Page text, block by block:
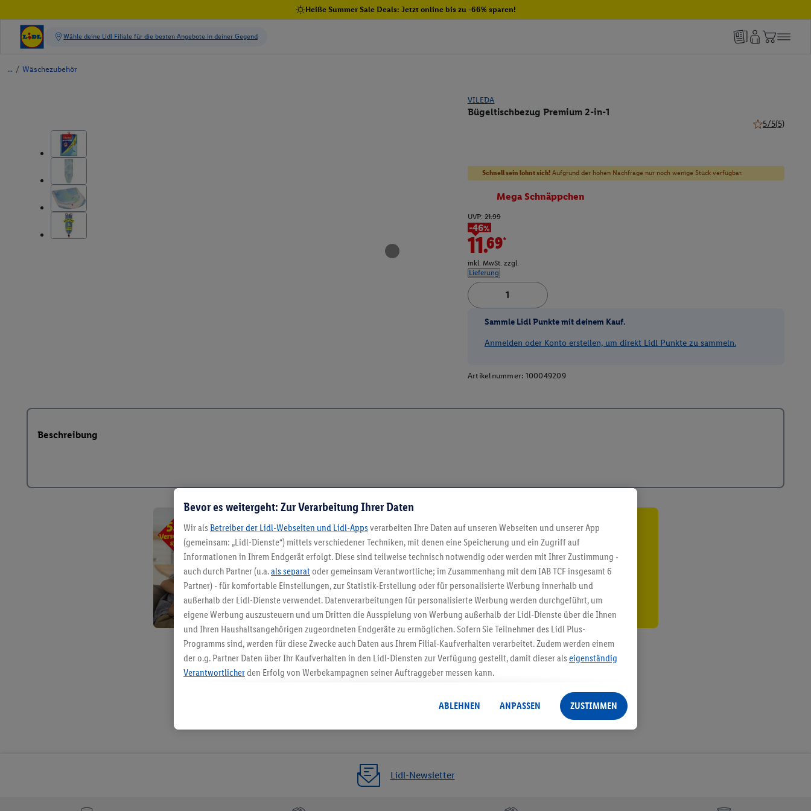
Heiße Summer Sale Deals: Jetzt online bis zu -66% sparen!
/ Wäschezubehör
VILEDA
Bügeltischbezug Premium 2-in-1
5/5(5)
Schnell sein lohnt sich!Aufgrund der hohen Nachfrage nur noch wenige Stück verfügbar.
Mega Schnäppchen
UVP: 21.99
-46%
11.69*
inkl. MwSt. zzgl.
Lieferung
Sammle Lidl Punkte mit deinem Kauf.
Anmelden oder Konto erstellen, um direkt Lidl Punkte zu sammeln.
Artikelnummer: 100049209
Beschreibung
5.95 € Versand sparen³²ᵃ
Jetzt zum Newsletter anmelden
Gutschein sichern!
Lidl-Newsletter
Bevor es weitergeht: Zur Verarbeitung Ihrer Daten
Wir als Betreiber der Lidl-Webseiten und Lidl-Apps verarbeiten Ihre Daten auf unseren Webseiten und unserer App
(gemeinsam: „Lidl-Dienste“) mittels verschiedener Techniken, mit denen eine Speicherung und ein Zugriff auf
Informationen in Ihrem Endgerät erfolgt. Diese sind teilweise technisch notwendig oder werden mit Ihrer Zustimmung -
auch durch Partner (u.a.als separat oder gemeinsam Verantwortliche; im Zusammenhang mit dem IAB TCF insgesamt 6
Partner) - für komfortable Einstellungen, zur Statistik-Erstellung oder für personalisierte Werbung innerhalb und
außerhalb der Lidl-Dienste verwendet. Datenverarbeitungen für personalisierte Werbung werden durchgeführt, um
eigene Werbung auszusteuern und um Dritten die Ausspielung von Werbung außerhalb der Lidl-Dienste über die Ihnen
und Ihren Haushaltsangehörigen zugeordneten Endgeräte zu ermöglichen. Sofern Sie Teilnehmer des Lidl Plus-
Programms sind, werden für diese Zwecke auch Daten aus Ihrem Filial-Kaufverhalten verarbeitet. Zudem werden einem
der o.g. Partner Daten über Ihr Kaufverhalten in den Lidl-Diensten zur Verfügung gestellt, damit dieser als eigenständig
Verantwortlicherden Erfolg von Werbekampagnen seiner Auftraggeber messen kann.
angereicherten Profilen. Dies umfasst die Zusammenführung von Daten (z.B. über Ihre Nutzung der Lidl-Dienste, Ihr
Kaufverhalten in den Lidl-Diensten, Informationen aus Ihrem Kundenkonto - z.B. Alter oder Geschlecht - sowie Ihre
genauen Standortdaten) auch über verschiedene Endgeräte und Lidl-Dienste hinweg einschließlich dem Speichern von
Erfolgsmessung der Werbung, zur Zielgruppenforschung, zur Entwicklung von Angeboten sowie zur technischen
Sicherung und Optimierung dieser Werbeausspielungen.
ABLEHNEN ANPASSEN ZUSTIMMEN